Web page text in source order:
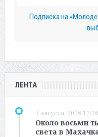
Подписка на
ЛЕНТА
7 августа, 2026 12:16
Около восьми
света в